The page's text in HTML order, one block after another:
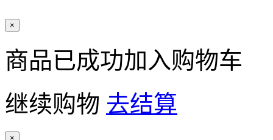
×
商品已成功加入购物车
继续购物 去结算
×